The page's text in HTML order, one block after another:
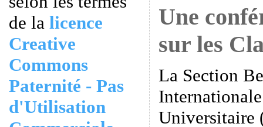
de la licence
Creative
Commons
Paternité - Pas
d'Utilisation
Une
sur les
La Section
Universitaire